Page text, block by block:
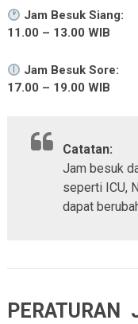
Jam Besuk Siang:
11.00 – 13.00 WIB
Jam Besuk Sore:
17.00 – 19.00 WIB
Catatan:
Jam besuk
seperti ICU,
dapat